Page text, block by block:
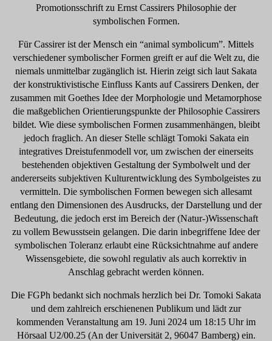
Promotionsschrift zu Ernst Cassirers Philosophie der
symbolischen Formen.
Für Cassirer ist der Mensch ein “animal symbolicum”. Mittels
verschiedener symbolischer Formen greift er auf die Welt zu, die
niemals unmittelbar zugänglich ist. Hierin zeigt sich laut Sakata
der konstruktivistische Einfluss Kants auf Cassirers Denken, der
zusammen mit Goethes Idee der Morphologie und Metamorphose
die maßgeblichen Orientierungspunkte der Philosophie Cassirers
bildet. Wie diese symbolischen Formen zusammenhängen, bleibt
jedoch fraglich. An dieser Stelle schlägt Tomoki Sakata ein
integratives Dreistufenmodell vor, um zwischen der einerseits
bestehenden objektiven Gestaltung der Symbolwelt und der
andererseits subjektiven Kulturentwicklung des Symbolgeistes zu
vermitteln. Die symbolischen Formen bewegen sich allesamt
entlang den Dimensionen des Ausdrucks, der Darstellung und der
Bedeutung, die jedoch erst im Bereich der (Natur-)Wissenschaft
zu vollem Bewusstsein gelangen. Die darin inbegriffene Idee der
symbolischen Toleranz erlaubt eine Rücksichtnahme auf andere
Wissensgebiete, die sowohl regulativ als auch korrektiv in
Anschlag gebracht werden können.
Die FGPh bedankt sich nochmals herzlich bei Dr. Tomoki Sakata
und dem zahlreich erschienenen Publikum und lädt zur
kommenden Veranstaltung am 19. Juni 2024 um 18:15 Uhr im
Hörsaal U2/00.25 (An der Universität 2, 96047 Bamberg) ein.